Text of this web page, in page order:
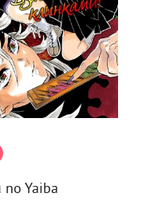
Yaiba